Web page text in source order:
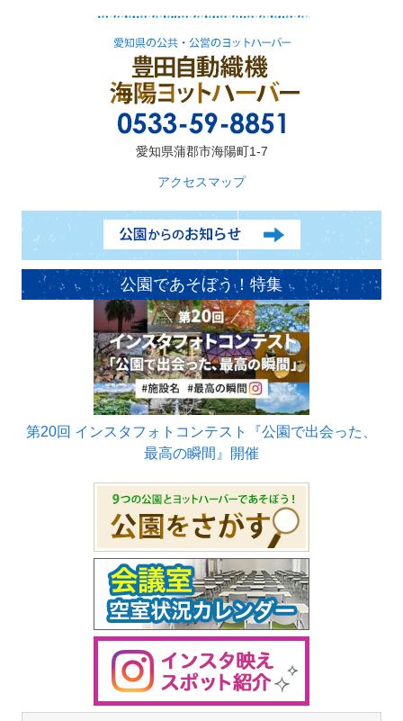
愛知県蒲郡市海陽町1-7
アクセスマップ
公園であそぼう！特集
第20回 インスタフォトコンテスト『公園で出会った、
最高の瞬間』開催